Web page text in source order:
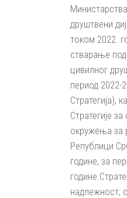
друштвени
током 2022.
стварање
цивилног
период 2022-
Стратегија),
Стратегије
окружења за
Републици
године, за
надлежност,